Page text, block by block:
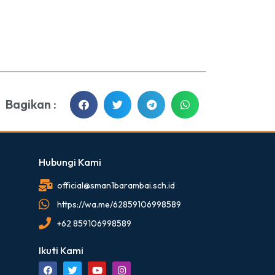
Bagikan :
Hubungi Kami
official@sman1barambai.sch.id
https://wa.me/62859106998589
+62 859106998589
Ikuti Kami